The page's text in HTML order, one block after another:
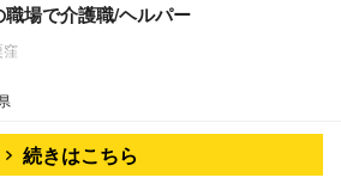
場で介護職/ヘルパー
続きはこちら